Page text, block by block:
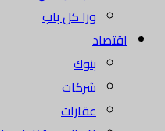
ورا كل باب
اقتصاد
بنوك
شركات
عقارات